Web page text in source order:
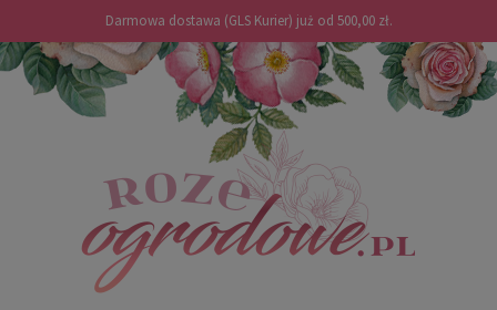
Darmowa dostawa (GLS Kurier) już od 500,00 zł.